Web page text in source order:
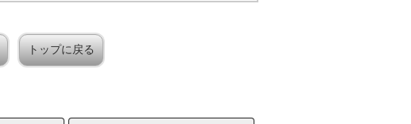
トップに戻る